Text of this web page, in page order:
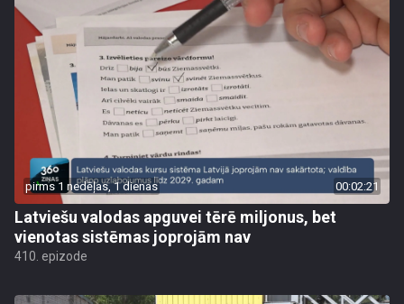
pirms 1 nedēļas, 1 dienas 00:02:21
Latviešu valodas apguvei tērē miljonus, bet
vienotas sistēmas joprojām nav
410. epizode